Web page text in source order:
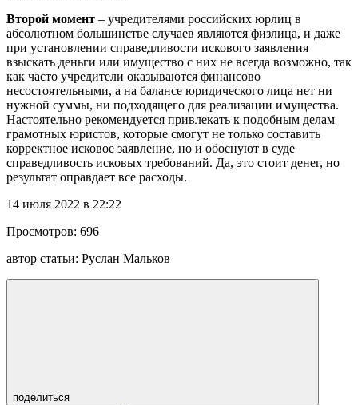
Второй момент – учредителями российских юрлиц в
абсолютном большинстве случаев являются физлица, и даже
при установлении справедливости искового заявления
взыскать деньги или имущество с них не всегда возможно, так
как часто учредители оказываются финансово
несостоятельными, а на балансе юридического лица нет ни
нужной суммы, ни подходящего для реализации имущества.
Настоятельно рекомендуется привлекать к подобным делам
грамотных юристов, которые смогут не только составить
корректное исковое заявление, но и обоснуют в суде
справедливость исковых требований. Да, это стоит денег, но
результат оправдает все расходы.
14 июля 2022 в 22:22
Просмотров: 696
автор статьи: Руслан Мальков
поделиться